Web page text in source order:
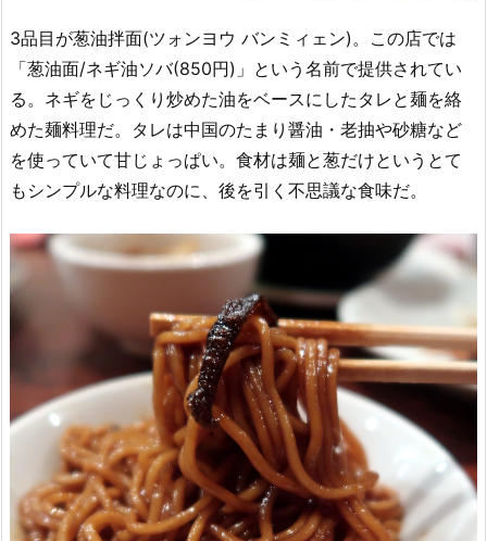
3品目が葱油拌面(ツォンヨウ バンミィェン)。この店では
「葱油面/ネギ油ソバ(850円)」という名前で提供されてい
る。ネギをじっくり炒めた油をベースにしたタレと麺を絡
めた麺料理だ。タレは中国のたまり醤油・老抽や砂糖など
を使っていて甘じょっぱい。食材は麺と葱だけというとて
もシンプルな料理なのに、後を引く不思議な食味だ。